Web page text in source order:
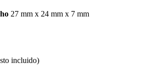
27 mm x 24 mm x 7 mm
incluido)